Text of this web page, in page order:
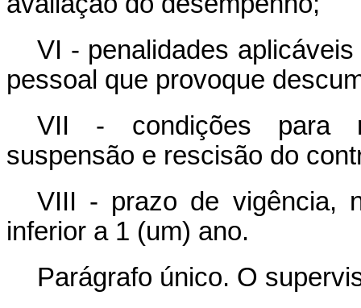
VI - penalidades
pessoal que provoque
VII - condições para
suspensão e rescisão do
VIII - prazo de vigência,
inferior a 1 (um) ano.
Parágrafo único. O